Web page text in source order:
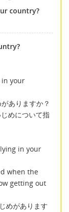
country?
in your
ありますか？
めについて指
in your
when the
getting out
めがあります